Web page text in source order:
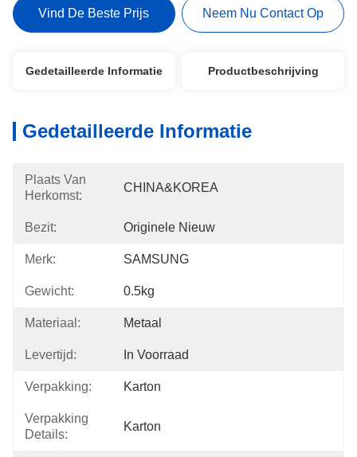
Vind De Beste Prijs Neem Nu Contact Op
Gedetailleerde Informatie Productbeschrijving
Gedetailleerde Informatie
Plaats Van
Herkomst:
CHINA&KOREA
Bezit: Originele Nieuw
Merk: SAMSUNG
Gewicht: 0.5kg
Materiaal: Metaal
Levertijd: In Voorraad
Verpakking: Karton
Verpakking
Details:
Karton